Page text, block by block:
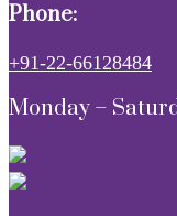
Phone:
+91-22-66128484
Monday –